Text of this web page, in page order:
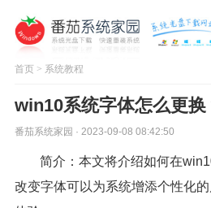
首页> 系统教程
win10系统字体怎么更换
番茄系统家园 · 2023-09-08 08:42:50
简介：本文将介绍如何在
改变字体可以为系统增添个性化